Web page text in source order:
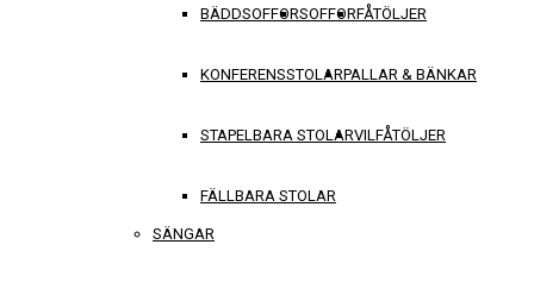
BÄDDSOFFORSOFFORFÅTÖLJER
KONFERENSSTOLARPALLAR & BÄNKAR
STAPELBARA STOLARVILFÅTÖLJER
FÄLLBARA STOLAR
SÄNGAR